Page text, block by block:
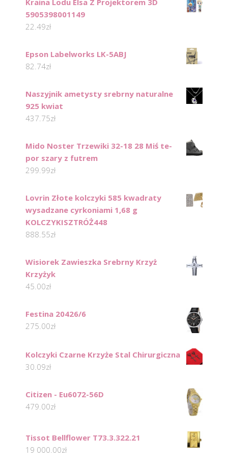
Kraina Lodu Elsa Z Projektorem 3D
5905398001149
22.49zł
Epson Labelworks LK-5ABJ
82.74zł
Naszyjnik ametysty srebrny naturalne
925 kwiat
437.75zł
Mido Noster Trzewiki 32-18 28 Miś te-
por szary z futrem
299.99zł
Lovrin Złote kolczyki 585 kwadraty
wysadzane cyrkoniami 1,68 g
KOLCZYKISZTRÓŻ448
888.55zł
Wisiorek Zawieszka Srebrny Krzyż
Krzyżyk
45.00zł
Festina 20426/6
275.00zł
Kolczyki Czarne Krzyże Stal Chirurgiczna
30.09zł
Citizen - Eu6072-56D
479.00zł
Tissot Bellflower T73.3.322.21
19 000.00zł